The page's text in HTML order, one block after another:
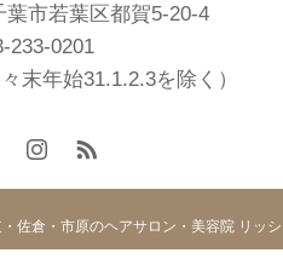
葉市若葉区都賀5-20-4
233-0201
末年始31.1.2.3を除く）
佐倉・市原のヘアサロン・美容院 リッシ